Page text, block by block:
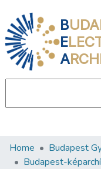
B
E
A
Communities &
Home Budapest
Budapest-